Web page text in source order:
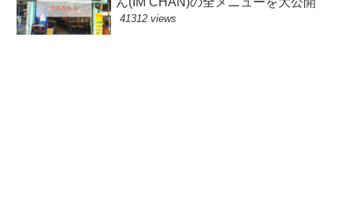
41312 views